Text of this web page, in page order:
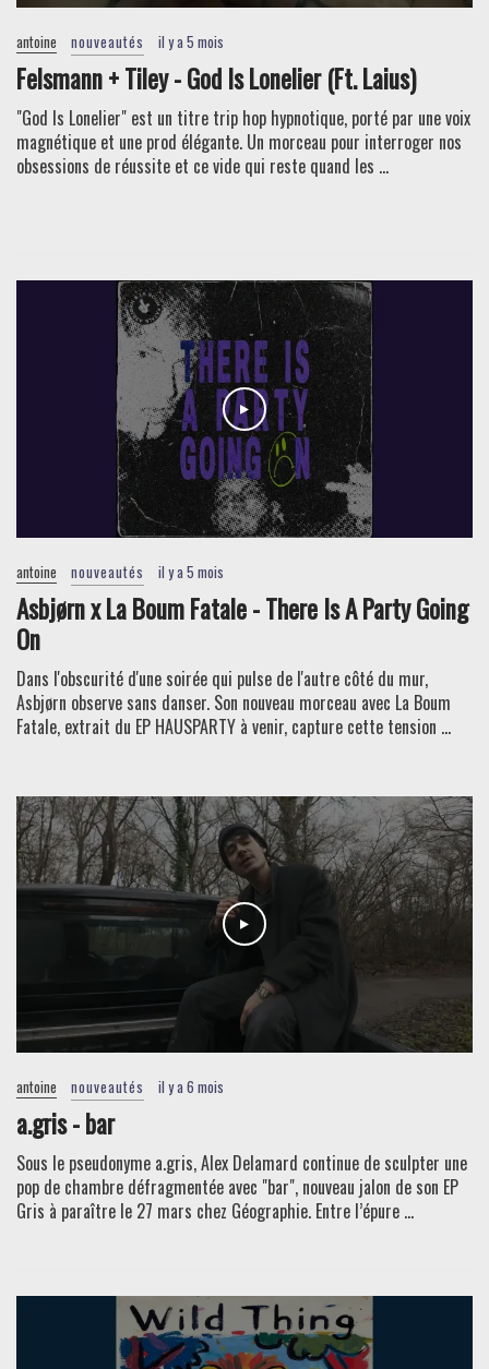
antoine nouveautés il y a 5 mois
Felsmann + Tiley - God Is Lonelier (Ft. Laius)
"God Is Lonelier" est un titre trip hop hypnotique, porté par une voix
magnétique et une prod élégante. Un morceau pour interroger nos
obsessions de réussite et ce vide qui reste quand les ...
antoine nouveautés il y a 5 mois
Asbjørn x La Boum Fatale - There Is A Party Going
On
Dans l'obscurité d'une soirée qui pulse de l'autre côté du mur,
Asbjørn observe sans danser. Son nouveau morceau avec La Boum
Fatale, extrait du EP HAUSPARTY à venir, capture cette tension ...
antoine nouveautés il y a 6 mois
a.gris - bar
Sous le pseudonyme a.gris, Alex Delamard continue de sculpter une
pop de chambre défragmentée avec "bar", nouveau jalon de son EP
Gris à paraître le 27 mars chez Géographie. Entre l’épure ...